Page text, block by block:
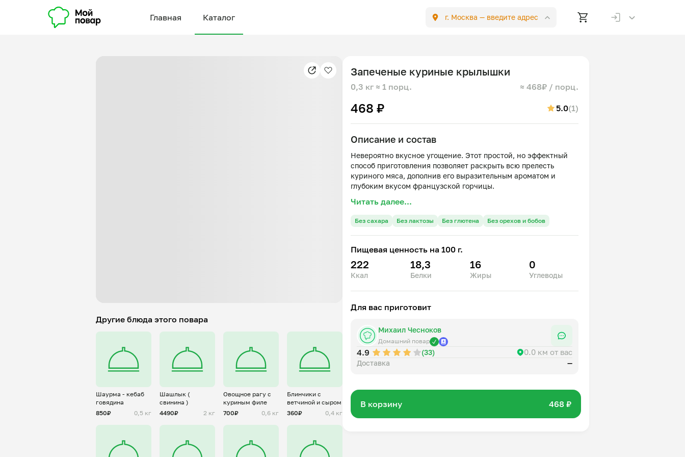
Главная Каталог г. Москва — введите адрес
Другие блюда этого повара
Шаурма - кебаб
говядина
850₽
0,5 кг
Шашлык (
свинина )
4490₽
2 кг
Овощное рагу с
куриным филе
700₽
0,6 кг
Блинчики с
ветчиной и сыром
360₽
0,4 кг
Запеченые куриные крылышки
0,3 кг ≈ 1 порц. ≈ 468₽ / порц.
468 ₽ 5.0(1)
Описание и состав
Невероятно вкусное угощение. Этот простой, но эффектный
способ приготовления позволяет раскрыть всю прелесть
куриного мяса, дополнив его выразительным ароматом и
Читать далее...
Без сахара Без лактозы Без глютена Без орехов и бобов
Пищевая ценность на 100 г.
222
Ккал
18,3
Белки
16
Жиры
0
Углеводы
Для вас приготовит
Михаил Чесноков
Домашний повар
4.9 (33) 0.0 км от вас
Доставка —
В корзину 468 ₽